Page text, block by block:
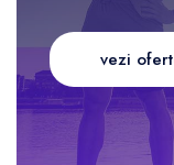
vezi